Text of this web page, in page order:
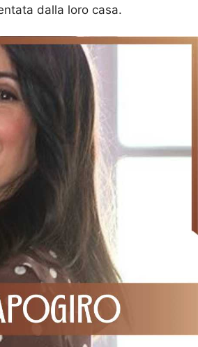
dalla loro casa.